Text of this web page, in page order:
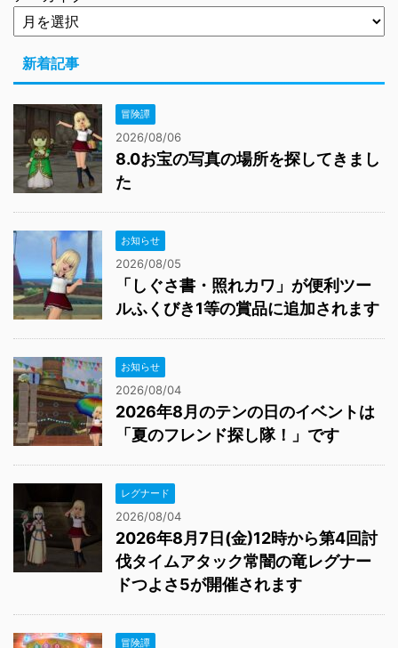
新着記事
冒険譚
2026/08/06
8.0お宝の写真の場所を探してきまし
た
お知らせ
2026/08/05
「しぐさ書・照れカワ」が便利ツー
ルふくびき1等の賞品に追加されます
お知らせ
2026/08/04
2026年8月のテンの日のイベントは
「夏のフレンド探し隊！」です
レグナード
2026/08/04
2026年8月7日(金)12時から第4回討
伐タイムアタック常闇の竜レグナー
ドつよさ5が開催されます
冒険譚